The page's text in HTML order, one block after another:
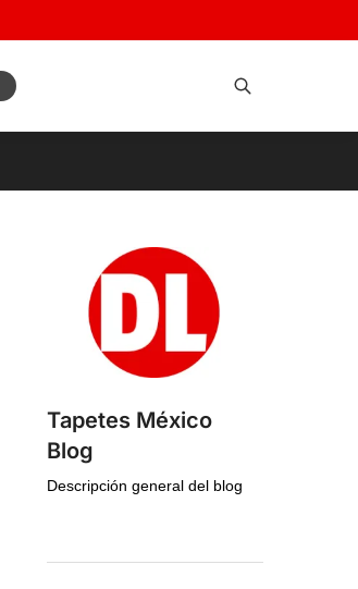
Tapetes México
Blog
Descripción general del blog